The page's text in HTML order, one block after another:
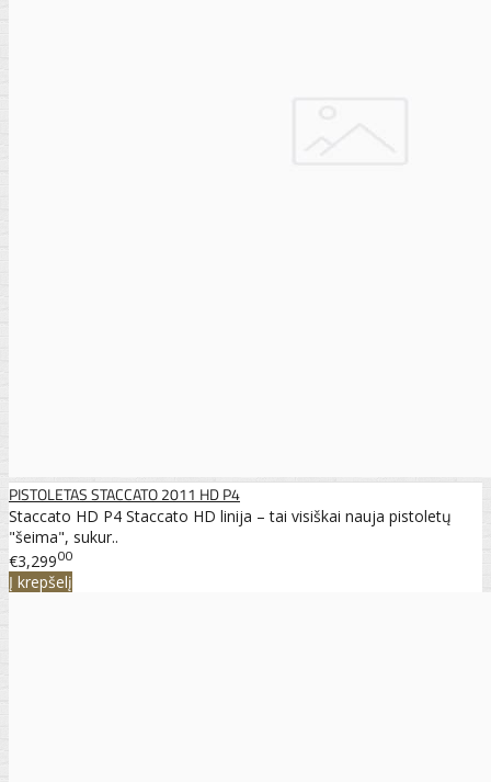
PISTOLETAS STACCATO 2011 HD P4
Staccato HD P4 Staccato HD linija – tai visiškai nauja pistoletų
"šeima", sukur..
€3,29900
Į krepšelį